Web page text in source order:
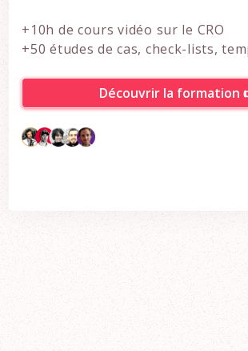
+10h de cours vidéo sur le CRO
+50 études de cas, check-lists,
Découvrir la formation